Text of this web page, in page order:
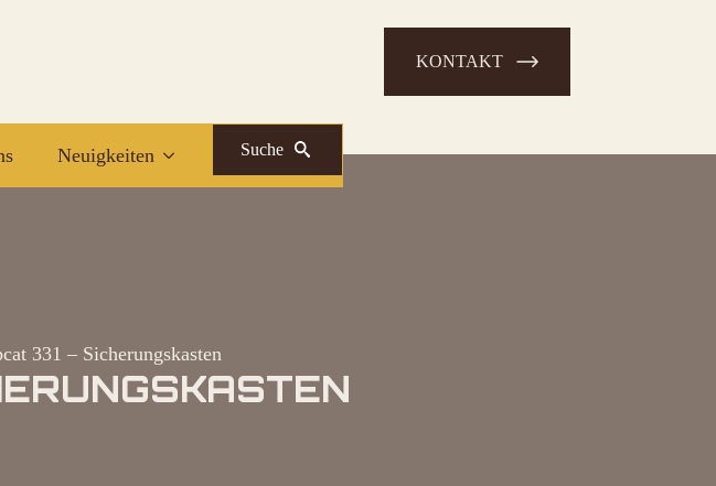
KONTAKT
Neuigkeiten Suche
331 – Sicherungskasten